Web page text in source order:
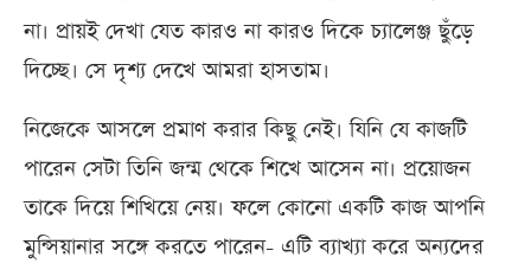
না। প্রায়ই দেখা যেত কারও না কারও দিকে চ্যালেঞ্জ ছুঁড়ে
দিচ্ছে। সে দৃশ্য দেখে আমরা হাসতাম।
নিজেকে আসলে প্রমাণ করার কিছু নেই। যিনি যে কাজটি
পারেন সেটা তিনি জন্ম থেকে শিখে আসেন না। প্রয়োজন
তাকে দিয়ে শিখিয়ে নেয়। ফলে কোনো একটি কাজ আপনি
মুন্সিয়ানার সঙ্গে করতে পারেন- এটি ব্যাখ্যা করে অন্যদের